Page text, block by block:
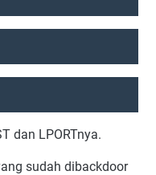
dan LPORTnya.
sudah dibackdoor